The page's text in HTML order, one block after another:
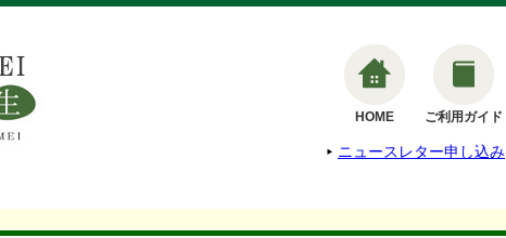
HOME ご利用ガイド
ニュースレター申し込み